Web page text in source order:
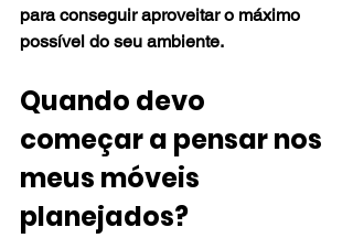
para conseguir aproveitar o máximo
possível do seu ambiente.
Quando devo
começar a pensar nos
meus móveis
planejados?